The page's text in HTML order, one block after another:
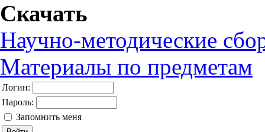
Скачать
Научно-методические
Материалы по предметам
Логин:
Пароль:
Запомнить меня